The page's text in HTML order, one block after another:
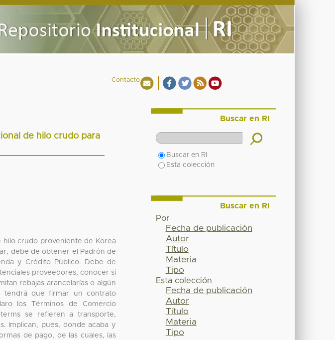
Contacto
de hilo crudo para
hilo crudo proveniente de Korea
debe de obtener el Padrón de
y Crédito Público. Debe de
proveedores, conocer si
rebajas arancelarías o algún
tendrá que firmar un contrato
los Términos de Comercio
se refieren a transporte,
Implican, pues, donde acaba y
de pago, de las cuales, las
Buscar en RI
Buscar en RI
Esta colección
Buscar en RI
Por
Fecha de publicación
Autor
Título
Materia
Tipo
Esta colección
Fecha de publicación
Autor
Título
Materia
Tipo